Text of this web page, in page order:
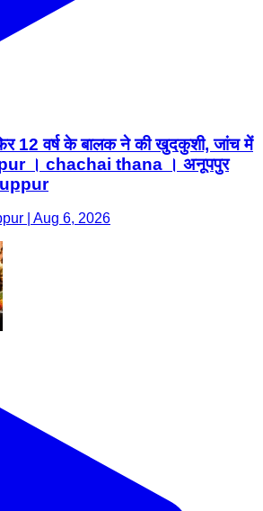
12 वर्ष के बालक ने की खुदकुशी, जांच में
। chachai thana । अनूपपुर
| Aug 6, 2026